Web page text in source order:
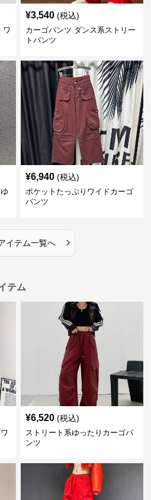
ワ
¥3,540 (税込)
カーゴパンツ ダンス系ストリー
トパンツ
¥6,940 (税込)
ポケットたっぷりワイドカーゴ
パンツ
イテム一覧へ ›
テム
¥6,520 (税込)
ストリート系ゆったりカーゴパ
ンツ